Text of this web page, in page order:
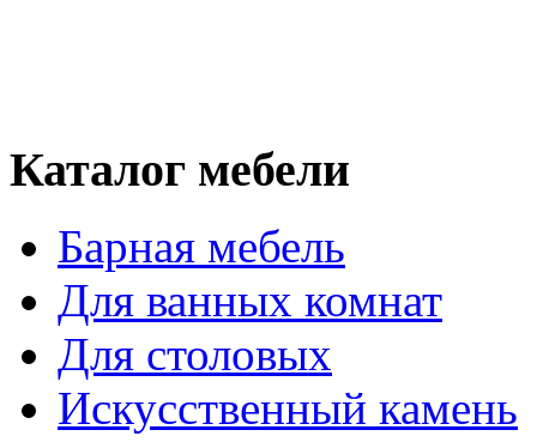
Каталог мебели
Барная мебель
Для ванных комнат
Для столовых
Искусственный камень